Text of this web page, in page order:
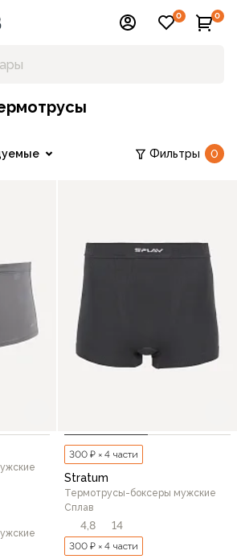
0 0
Фильтры 0
300 ₽ × 4 части
Stratum
Термотрусы-боксеры мужские
Сплав
4,8 14
300 ₽ × 4 части